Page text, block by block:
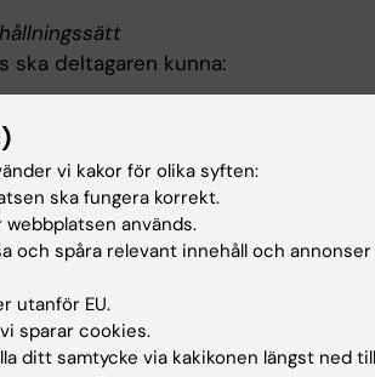
ska deltagaren kunna:
, grupp- och organisationsnivå
vi kakor för olika syften:
ska fungera korrekt.
används.
och spåra relevant innehåll och
utanför EU.
sparar cookies.
ditt samtycke via kakikonen längst ned